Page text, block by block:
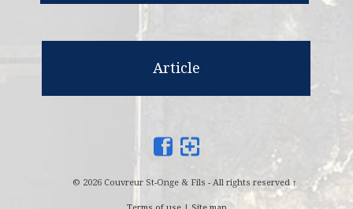
Article
© 2026 Couvreur St-Onge & Fils - All rights reserved ↑